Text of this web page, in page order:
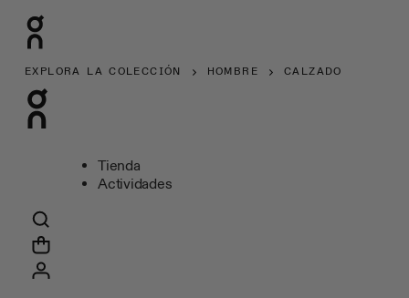
EXPLORA LA COLECCIÓN HOMBRE CALZADO
Tienda
Actividades